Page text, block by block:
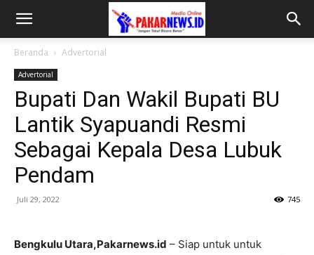
Beranda Advertorial
Advertorial
Bupati Dan Wakil Bupati BU
Lantik Syapuandi Resmi
Sebagai Kepala Desa Lubuk
Pendam
Juli 29, 2022 745
Bengkulu Utara,Pakarnews.id – Siap untuk untuk